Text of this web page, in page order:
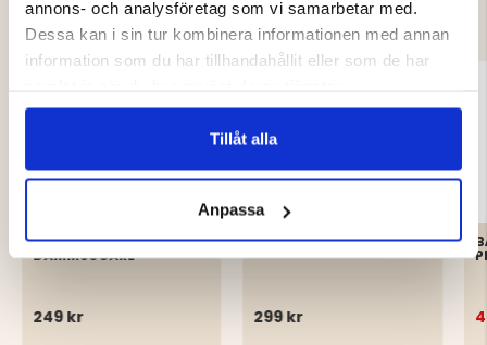
annons- och analysföretag som vi samarbetar med.
Dessa kan i sin tur kombinera informationen med annan
information som du har tillhandahållit eller som de har
Tillåt alla
Anpassa
AV
BÄRRENSARE FÖR
DAMMSUGARE
249 kr
PLOCKA SVAMP - SET
299 kr